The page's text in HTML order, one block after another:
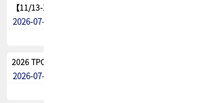
【11/13-15】2026 TPCA 百岳登頂_南橫三星
2026-07-22
2026 TPCA中南區會員問卷暨7/31交流餐敘報名
2026-07-08